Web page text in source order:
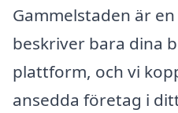
Gammelstaden är
beskriver bara dina
plattform, och vi
ansedda företag i